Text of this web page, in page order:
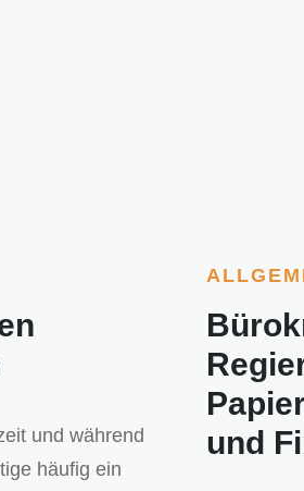
und während
häufig ein
und